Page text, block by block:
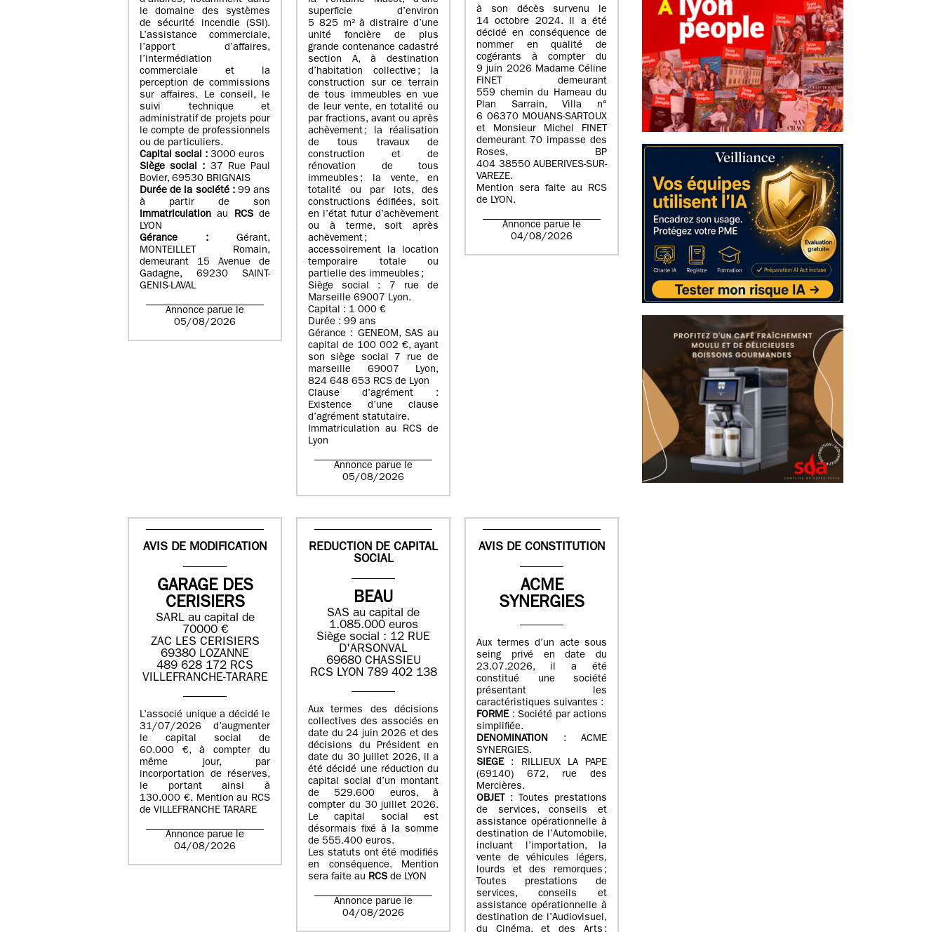
le domaine des systèmes
de sécurité incendie (SSI).
L’assistance commerciale,
l’apport d’affaires,
l’intermédiation
commerciale et la
perception de commissions
sur affaires. Le conseil, le
suivi technique et
administratif de projets pour
le compte de professionnels
ou de particuliers.
Capital social : 3000 euros
Siège social : 37 Rue Paul
Bovier, 69530 BRIGNAIS
Durée de la société : 99 ans
à partir de son
immatriculation au RCSde
LYON
Gérance :
Gérant,
MONTEILLET Romain,
demeurant 15 Avenue de
Gadagne, 69230 SAINT-
GENIS-LAVAL
Annonce parue le
05/08/2026
superficie d’environ
5 825 m² à distraire d’une
unité foncière de plus
grande contenance cadastré
section A, à destination
d’habitation collective ; la
construction sur ce terrain
de tous immeubles en vue
de leur vente, en totalité ou
par fractions, avant ou après
achèvement ; la réalisation
de tous travaux de
construction et de
rénovation de tous
immeubles ; la vente, en
totalité ou par lots, des
constructions édifiées, soit
en l’état futur d’achèvement
ou à terme, soit après
achèvement ;
accessoirement la location
temporaire totale ou
partielle des immeubles ;
Siège social : 7 rue de
Marseille 69007 Lyon.
Capital : 1 000 €
Durée : 99 ans
Gérance : GENEOM, SAS au
capital de 100 002 €, ayant
son siège social 7 rue de
marseille 69007 Lyon,
824 648 653 RCS de Lyon
Clause d’agrément :
Existence d’une clause
d’agrément statutaire.
Immatriculation au RCS de
Lyon
Annonce parue le
05/08/2026
à son décès survenu le
14 octobre 2024. Il a été
décidé en conséquence de
nommer en qualité de
cogérants à compter du
9 juin 2026 Madame Céline
FINET demeurant
559 chemin du Hameau du
Plan Sarrain, Villa n°
6 06370 MOUANS-SARTOUX
et Monsieur Michel FINET
demeurant 70 impasse des
Roses, BP
404 38550 AUBERIVES-SUR-
VAREZE.
Mention sera faite au RCS
de LYON.
Annonce parue le
04/08/2026
AVIS DE MODIFICATION
GARAGE DES
CERISIERS
SARL au capital de
70000 €
ZAC LES CERISIERS
69380 LOZANNE
489 628 172 RCS
VILLEFRANCHE-TARARE
L’associé unique a décidé le
31/07/2026 d’augmenter
le capital social de
60.000 €, à compter du
même jour, par
incorportation de réserves,
le portant ainsi à
130.000 €. Mention au RCS
de VILLEFRANCHE TARARE
Annonce parue le
04/08/2026
REDUCTION DE CAPITAL
SOCIAL
BEAU
SAS au capital de
1.085.000 euros
Siège social : 12 RUE
D'ARSONVAL
69680 CHASSIEU
RCS LYON 789 402 138
Aux termes des décisions
collectives des associés en
date du 24 juin 2026 et des
décisions du Président en
date du 30 juillet 2026, il a
été décidé une réduction du
capital social d’un montant
de 529.600 euros, à
compter du 30 juillet 2026.
Le capital social est
désormais fixé à la somme
de 555.400 euros.
Les statuts ont été modifiés
en conséquence. Mention
sera faite au RCS de LYON
Annonce parue le
04/08/2026
AVIS DE CONSTITUTION
ACME
SYNERGIES
Aux termes d’un acte sous
seing privé en date du
23.07.2026, il a été
constitué une société
présentant les
caractéristiques suivantes :
FORME: Société par actions
simplifiée.
DENOMINATION : ACME
SYNERGIES.
SIEGE: RILLIEUX LA PAPE
(69140) 672, rue des
Mercières.
OBJET : Toutes prestations
de services, conseils et
assistance opérationnelle à
destination de l’Automobile,
incluant l’importation, la
vente de véhicules légers,
lourds et des remorques ;
Toutes prestations de
services, conseils et
assistance opérationnelle à
destination de l’Audiovisuel,